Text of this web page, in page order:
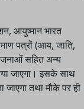
आयुष्मान भारत
पत्रों (आय, जाति,
सहित अन्य
जाएगा। इसके साथ
तथा मौके पर ही